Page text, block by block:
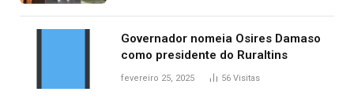
Governador nomeia Osires Damaso
como presidente do Ruraltins
fevereiro 25, 2025 56 Visitas